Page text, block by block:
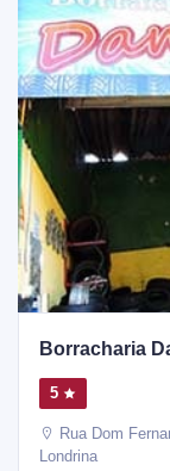
Borracharia
5
Rua Dom
Londrina